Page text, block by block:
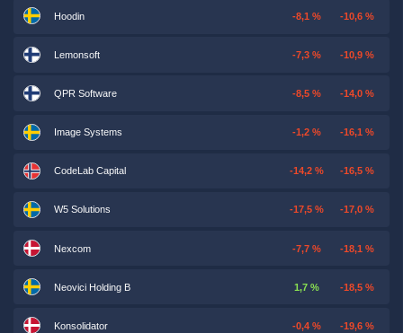
Hoodin -8,1 % -10,6 %
Lemonsoft -7,3 % -10,9 %
QPR Software -8,5 % -14,0 %
Image Systems -1,2 % -16,1 %
CodeLab Capital -14,2 % -16,5 %
W5 Solutions -17,5 % -17,0 %
Nexcom -7,7 % -18,1 %
Neovici Holding B 1,7 % -18,5 %
Konsolidator -0,4 % -19,6 %